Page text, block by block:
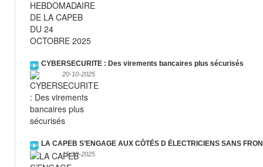
CYBERSECURITE : Des virements bancaires plus sécurisés
20-10-2025
LA CAPEB S’ENGAGE AUX CÔTÉS D ÉLECTRICIENS SANS
15-10-2025